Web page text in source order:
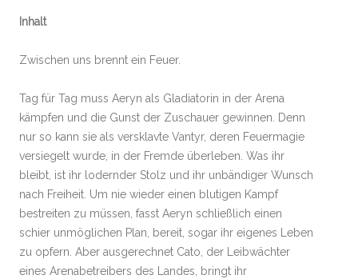
Inhalt
Zwischen uns brennt ein Feuer.
Tag für Tag muss Aeryn als Gladiatorin in der Arena
kämpfen und die Gunst der Zuschauer gewinnen. Denn
nur so kann sie als versklavte Vantyr, deren Feuermagie
versiegelt wurde, in der Fremde überleben. Was ihr
bleibt, ist ihr lodernder Stolz und ihr unbändiger Wunsch
nach Freiheit. Um nie wieder einen blutigen Kampf
bestreiten zu müssen, fasst Aeryn schließlich einen
schier unmöglichen Plan, bereit, sogar ihr eigenes Leben
zu opfern. Aber ausgerechnet Cato, der Leibwächter
eines Arenabetreibers des Landes, bringt ihr